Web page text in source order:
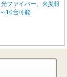
ファイバー、火災報
10台可能